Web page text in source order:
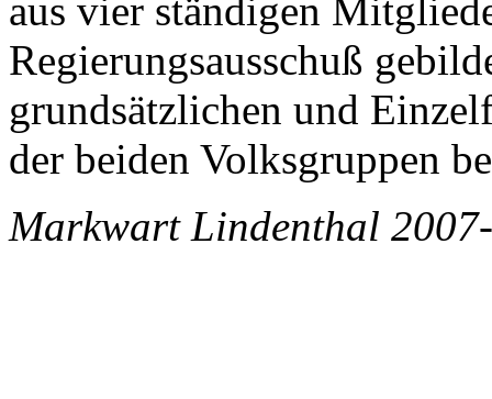
aus vier ständigen
Regierungsausschuß
grundsätzlichen und
der beiden Volksgruppen
Markwart Lindenthal